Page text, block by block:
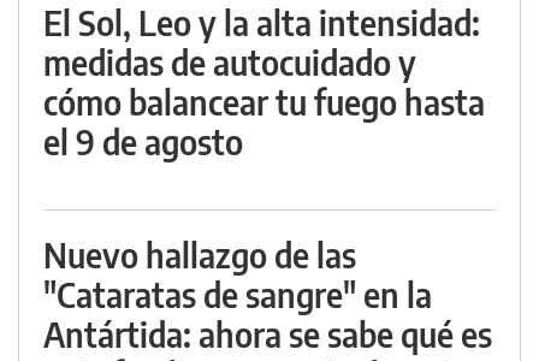
El Sol, Leo y la alta intensidad:
medidas de autocuidado y
cómo balancear tu fuego hasta
el 9 de agosto
Nuevo hallazgo de las
"Cataratas de sangre" en la
Antártida: ahora se sabe qué es